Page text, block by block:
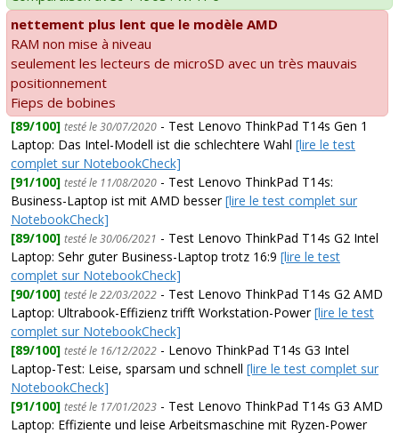
nettement plus lent que le modèle AMD
RAM non mise à niveau
seulement les lecteurs de microSD avec un très mauvais
positionnement
Fieps de bobines
[89/100] testé le 30/07/2020 - Test Lenovo ThinkPad T14s Gen 1
Laptop: Das Intel-Modell ist die schlechtere Wahl [lire le test
complet sur NotebookCheck]
[91/100] testé le 11/08/2020 - Test Lenovo ThinkPad T14s:
Business-Laptop ist mit AMD besser[lire le test complet sur
NotebookCheck]
[89/100] testé le 30/06/2021 - Test Lenovo ThinkPad T14s G2 Intel
Laptop: Sehr guter Business-Laptop trotz 16:9 [lire le test
complet sur NotebookCheck]
[90/100] testé le 22/03/2022 - Test Lenovo ThinkPad T14s G2 AMD
Laptop: Ultrabook-Effizienz trifft Workstation-Power[lire le test
complet sur NotebookCheck]
[89/100] testé le 16/12/2022 - Lenovo ThinkPad T14s G3 Intel
Laptop-Test: Leise, sparsam und schnell [lire le test complet sur
NotebookCheck]
[91/100] testé le 17/01/2023 - Test Lenovo ThinkPad T14s G3 AMD
Laptop: Effiziente und leise Arbeitsmaschine mit Ryzen-Power